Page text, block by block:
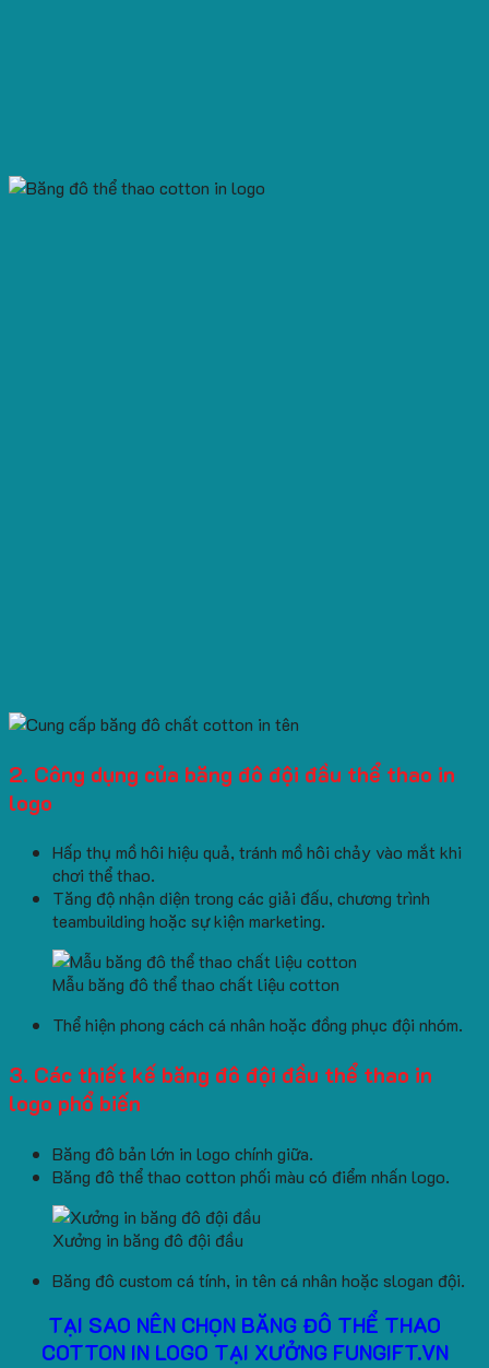
2. Công dụng của băng đô đội đầu thể thao in
logo
Hấp thụ mồ hôi hiệu quả, tránh mồ hôi chảy vào mắt khi
chơi thể thao.
Tăng độ nhận diện trong các giải đấu, chương trình
teambuilding hoặc sự kiện marketing.
Mẫu băng đô thể thao chất liệu cotton
Thể hiện phong cách cá nhân hoặc đồng phục đội nhóm.
3. Các thiết kế băng đô đội đầu thể thao in
logo phổ biến
Băng đô bản lớn in logo chính giữa.
Băng đô thể thao cotton phối màu có điểm nhấn logo.
Xưởng in băng đô đội đầu
Băng đô custom cá tính, in tên cá nhân hoặc slogan đội.
TẠI SAO NÊN CHỌN BĂNG ĐÔ THỂ THAO
COTTON IN LOGO TẠI XƯỞNG FUNGIFT.VN